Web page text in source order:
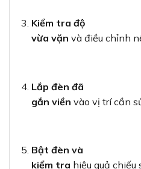
Kiểm tra độ
vừa vặn và điều chỉnh
Lắp đèn đã
gắn viền vào vị trí cần
Bật đèn và
kiểm tra hiệu quả